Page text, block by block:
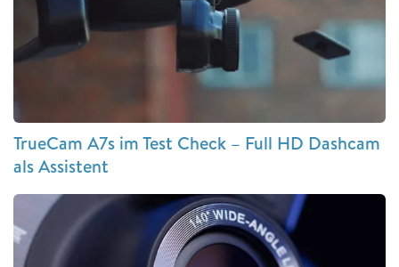
TrueCam A7s im Test Check – Full HD Dashcam
als Assistent